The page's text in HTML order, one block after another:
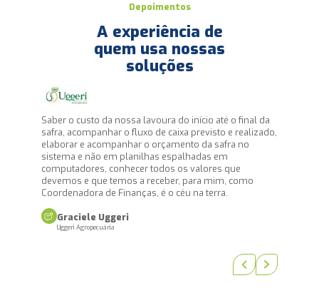
Depoimentos
A experiência de
quem usa nossas
soluções
Saber o custo da nossa lavoura do início até o final da
safra, acompanhar o fluxo de caixa previsto e realizado,
elaborar e acompanhar o orçamento da safra no
sistema e não em planilhas espalhadas em
computadores, conhecer todos os valores que
devemos e que temos a receber, para mim, como
Coordenadora de Finanças, é o céu na terra.
Graciele Uggeri
Uggeri Agropecuária
dez anos
expertise
Previous slide
Next slide